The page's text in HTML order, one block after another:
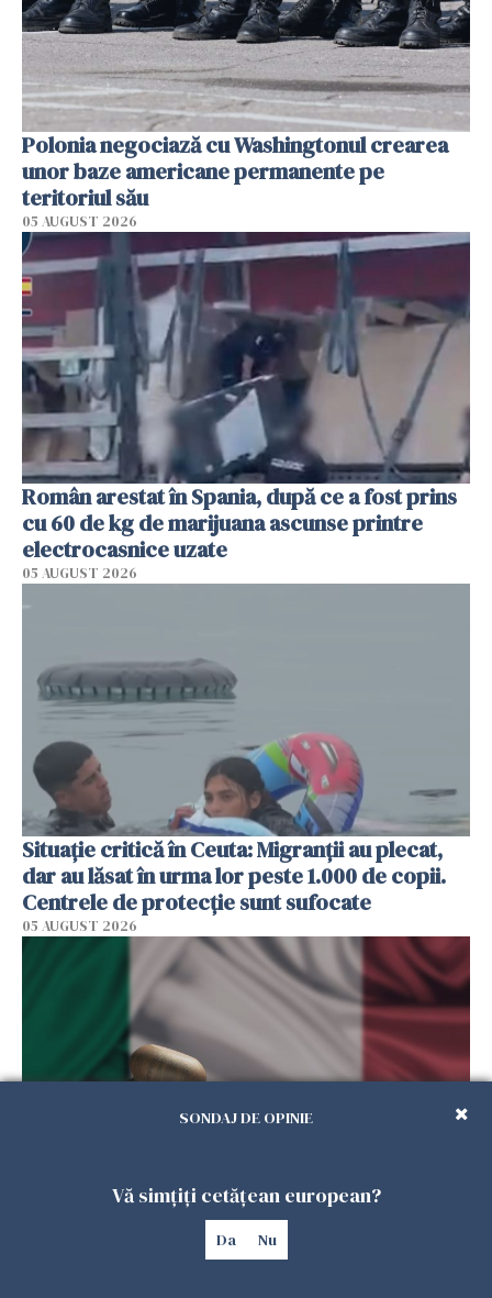
Polonia negociază cu Washingtonul crearea
unor baze americane permanente pe
teritoriul său
05 AUGUST 2026
Român arestat în Spania, după ce a fost prins
cu 60 de kg de marijuana ascunse printre
electrocasnice uzate
05 AUGUST 2026
Situație critică în Ceuta: Migranții au plecat,
dar au lăsat în urma lor peste 1.000 de copii.
Centrele de protecție sunt sufocate
05 AUGUST 2026
O româncă primește 260.000 de euro
despăgubire de la statul italian, după ce a stat
3 ani în închisoare pe nedrept
SONDAJ DE OPINIE
Vă simțiți cetățean european?
Da Nu